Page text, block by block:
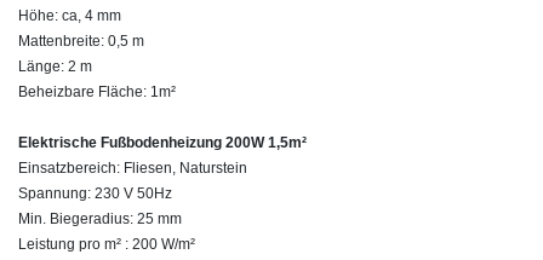
Höhe: ca, 4 mm
Mattenbreite: 0,5 m
Länge: 2 m
Beheizbare Fläche: 1m²
Elektrische Fußbodenheizung 200W 1,5m²
Einsatzbereich: Fliesen, Naturstein
Spannung: 230 V 50Hz
Min. Biegeradius: 25 mm
Leistung pro m² : 200 W/m²